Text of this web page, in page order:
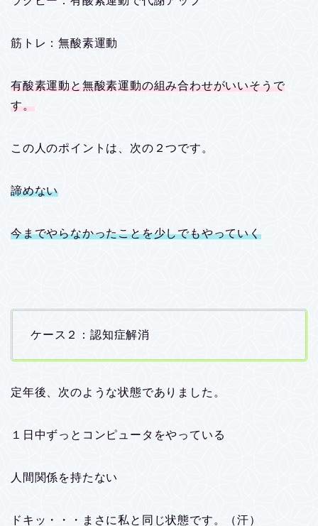
筋トレ：無酸素運動
有酸素運動と無酸素運動の組み合わせがいいそうで
す。
この人のポイントは、次の２つです。
諦めない
今までやらなかったことを少しでもやっていく
ケース２：認知症解消
定年後、次のような状態でありました。
１日中ずっとコンピュータをやっている
人間関係を持たない
ドキッ・・・まさに私と同じ状態です。（汗）